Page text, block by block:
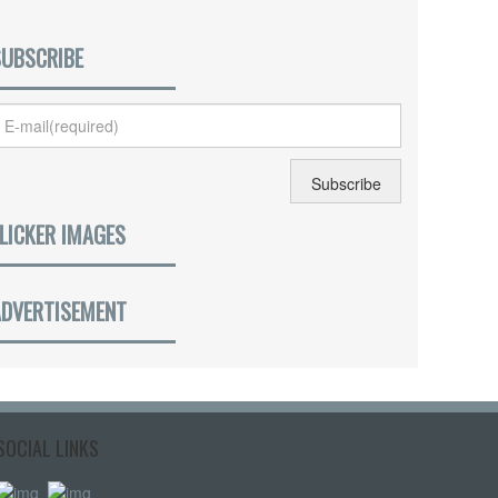
IMAGES
LINKS